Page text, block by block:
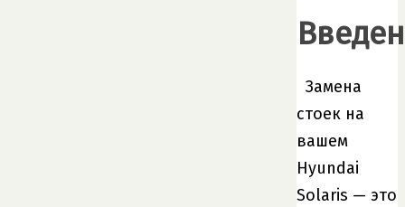
Замена
стоек на
вашем
Hyundai
Solaris — это